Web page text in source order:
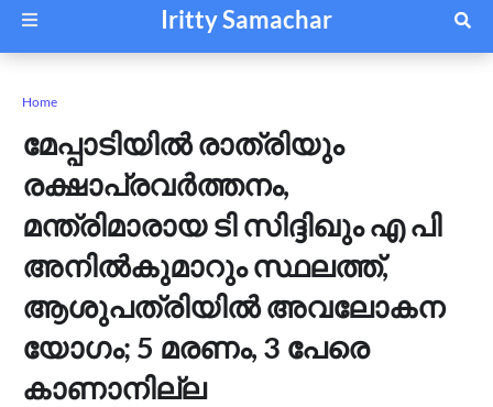
Iritty Samachar
Home
മേപ്പാടിയിൽ രാത്രിയും
രക്ഷാപ്രവർത്തനം,
മന്ത്രിമാരായ ടി സിദ്ദിഖും എ പി
അനിൽകുമാറും സ്ഥലത്ത്,
ആശുപത്രിയിൽ അവലോകന
യോഗം; 5 മരണം, 3 പേരെ
കാണാനില്ല